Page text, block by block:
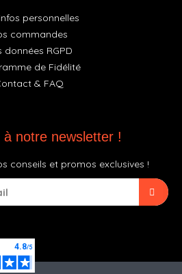
personnelles
commandes
données RGPD
de Fidélité
& FAQ
à notre newsletter !
conseils et promos exclusives !